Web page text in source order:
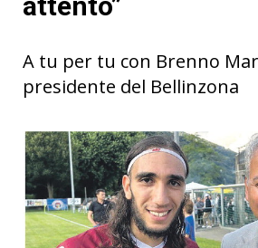
A tu per tu con Brenno
presidente del Bellinzona